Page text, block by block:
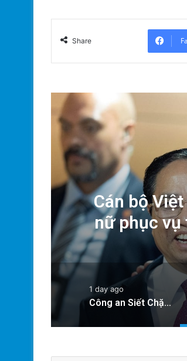
Share
Cán bộ
nữ phục vụ
1 day ago
Công an Siết Chặt Quản Lý Người Dùng Mạng Xã Hội: Nhận Diện ‘Phản Động’ Theo Quan Điểm Đảng Cộng Sản Việt Nam